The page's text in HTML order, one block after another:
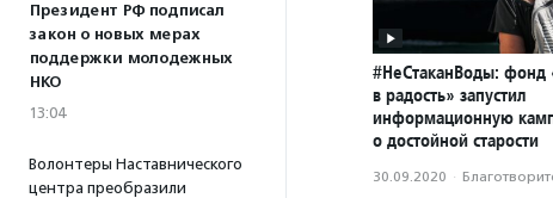
Президент РФ подписал
закон о новых мерах
поддержки молодежных
НКО
13:04
Волонтеры Наставнического
центра преобразили
#НеСтаканВоды: фонд
в радость» запустил
информационную
о достойной старости
30.09.2020 ·